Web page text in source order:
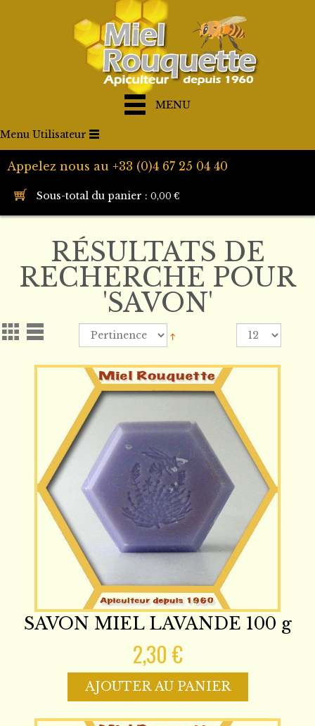
MENU
Menu Utilisateur
Appelez nous au +33 (0)4 67 25 04 40
Sous-total du panier : 0,00 €
RÉSULTATS DE
RECHERCHE POUR
'SAVON'
SAVON MIEL LAVANDE 100 g
2,30 €
AJOUTER AU PANIER